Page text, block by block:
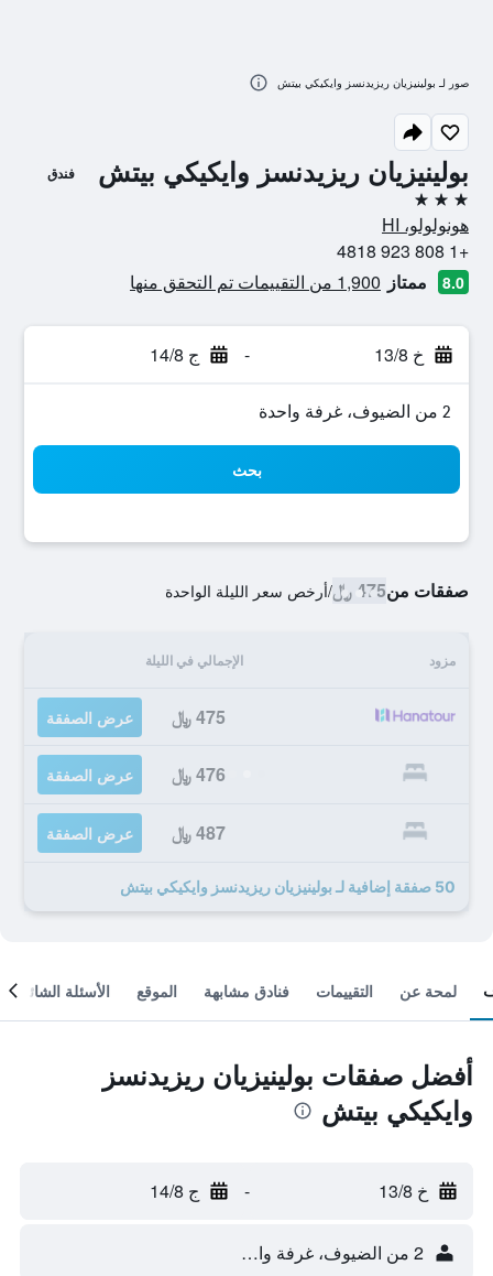
بولينيزيان ريزيدنسز وايكيكي بيتش فندق
3 نجوم
هونولولو، HI
+1 808 923 4818
8.0 ممتاز 1,900 من التقييمات تم التحقق منها
خ 13/8 - ج 14/8
2 من الضيوف، غرفة واحدة
بحث
صفقات من475 ﷼ /أرخص سعر الليلة الواحدة
مزود الإجمالي في الليلة
475 ﷼ عرض الصفقة
476 ﷼ عرض الصفقة
487 ﷼ عرض الصفقة
50 صفقة إضافية لـ بولينيزيان ريزيدنسز وايكيكي بيتش
صور لـ بولينيزيان ريزيدنسز وايكيكي بيتش
لمحة عن التقييمات فنادق مشابهة الموقع الأسئلة الشائعة
أفضل صفقات بولينيزيان ريزيدنسز
وايكيكي بيتش
خ 13/8 - ج 14/8
2 من الضيوف، غرفة واحدة